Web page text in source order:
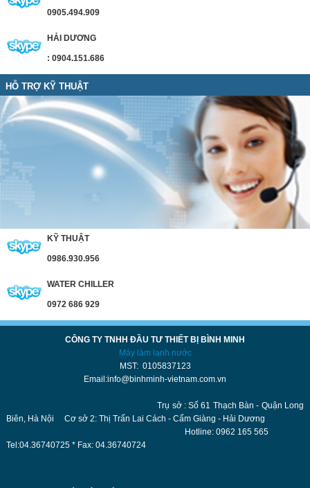
0905.494.909
HẢI DƯƠNG
: 0904.151.686
HỖ TRỢ KỸ THUẬT
KỸ THUẬT
0986.930.956
WATER CHILLER
0972 686 929
CÔNG TY TNHH ĐẦU TƯ THIẾT BỊ BÌNH MINH
Máy làm lạnh nước
MST: 0105837123
Email:info@binhminh-vietnam.com.vn
Trụ sở : Số 61 Thạch Bàn - Quận Long
Biên, Hà Nội Cơ sở 2: Thị Trấn Lai Cách - Cẩm Giàng - Hải Dương
Hotline: 0962 165 565
Tel:04.36740725 * Fax: 04.36740724